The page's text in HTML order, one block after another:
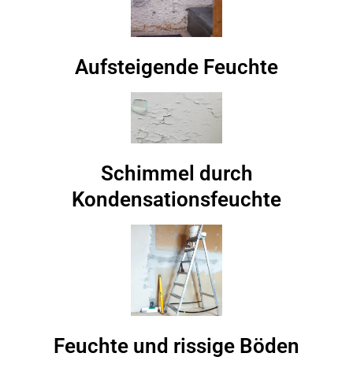
Aufsteigende Feuchte
Schimmel durch
Kondensationsfeuchte
Feuchte und rissige Böden